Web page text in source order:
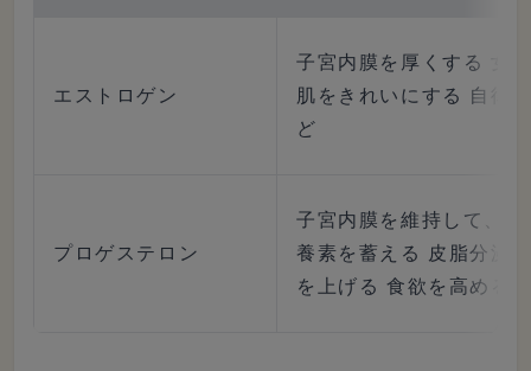
エストロゲン
子宮内膜を厚くする 女
肌をきれいにする 自律
ど
プロゲステロン
子宮内膜を維持して、
養素を蓄える 皮脂分泌
を上げる 食欲を高める